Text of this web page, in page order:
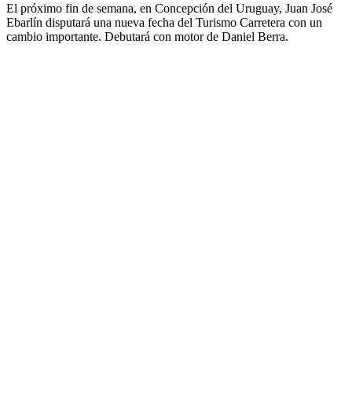
El próximo fin de semana, en Concepción del Uruguay, Juan José
Ebarlín disputará una nueva fecha del Turismo Carretera con un
cambio importante. Debutará con motor de Daniel Berra.